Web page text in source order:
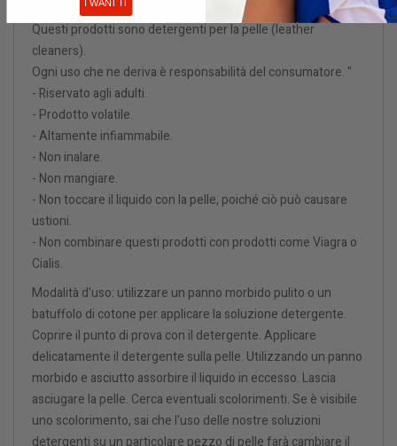
Questi prodotti sono detergenti per la pelle (leather
cleaners).
Ogni uso che ne deriva è responsabilità del consumatore. "
- Riservato agli adulti.
- Prodotto volatile.
- Altamente infiammabile.
- Non inalare.
- Non mangiare.
- Non toccare il liquido con la pelle, poiché ciò può causare
ustioni.
- Non combinare questi prodotti con prodotti come Viagra o
Cialis.
Modalità d'uso: utilizzare un panno morbido pulito o un
batuffolo di cotone per applicare la soluzione detergente.
Coprire il punto di prova con il detergente. Applicare
delicatamente il detergente sulla pelle. Utilizzando un panno
morbido e asciutto assorbire il liquido in eccesso. Lascia
asciugare la pelle. Cerca eventuali scolorimenti. Se è visibile
uno scolorimento, sai che l'uso delle nostre soluzioni
detergenti su un particolare pezzo di pelle farà cambiare il
I WANT IT